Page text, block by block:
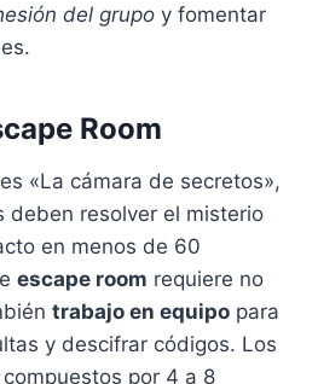
del grupo y fomentar
Room
«La cámara de secretos»,
deben resolver el misterio
en menos de 60
escape room requiere no
trabajo en equipo para
y descifrar códigos. Los
por 4 a 8